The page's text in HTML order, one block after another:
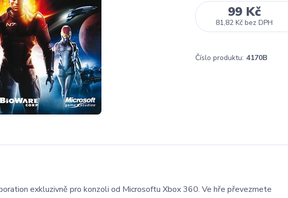
99 Kč
81,82 Kč bez DPH
Číslo produktu: 4170B
exkluzivně pro konzoli od Microsoftu Xbox 360. Ve hře převezmete